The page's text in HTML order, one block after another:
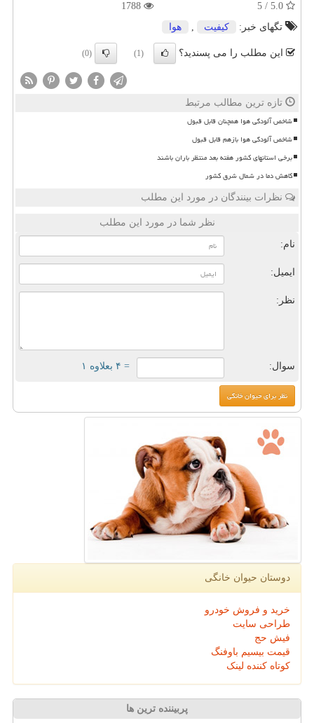
تگهای خبر:
كیفیت هوا
این مطلب را می پسندید؟ (1)
(0)
تازه ترین مطالب مرتبط
شاخص آلودگی هوا همچنان قابل قبول
شاخص آلودگی هوا بازهم قابل قبول
برخی استانهای کشور هفته بعد منتظر باران باشند
کاهش دما در شمال شرق کشور
نظرات بینندگان در مورد این مطلب
نظر شما در مورد این مطلب
نام:
ایمیل:
نظر:
سوال: = ۴ بعلاوه ۱
دوستان حیوان خانگی
خرید و فروش خودرو
طراحی سایت
فیش حج
قیمت بیسیم باوفنگ
کوتاه کننده لینک
پربیننده ترین ها